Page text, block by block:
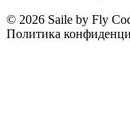
© 2026 Saile by Fly
Политика